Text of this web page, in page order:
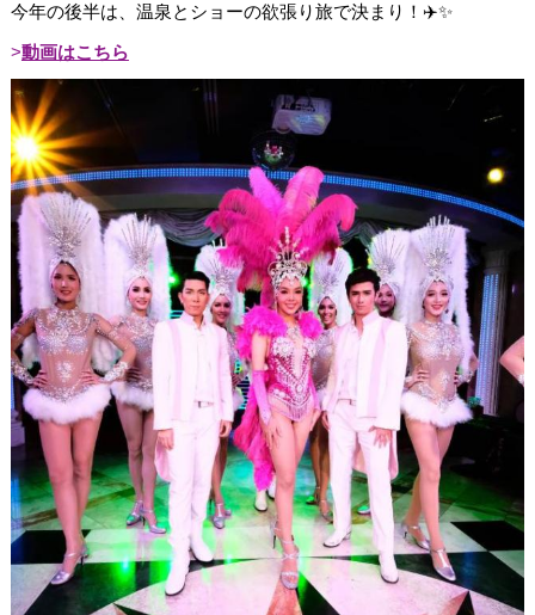
今年の後半は、温泉とショーの欲張り旅で決まり！✈️✨
動画はこちら